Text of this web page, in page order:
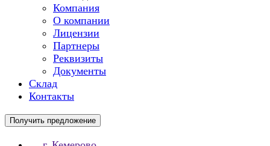
Компания
О компании
Лицензии
Партнеры
Реквизиты
Документы
Склад
Контакты
Получить предложение